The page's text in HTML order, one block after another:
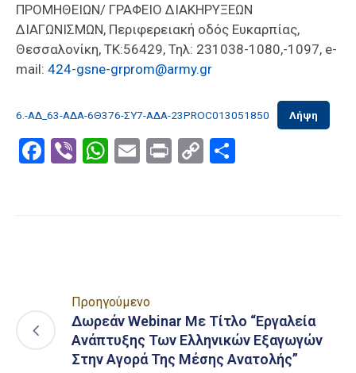
ΠΡΟΜΗΘΕΙΩΝ/ ΓΡΑΦΕΙΟ ΔΙΑΚΗΡΥΞΕΩΝ
ΔΙΑΓΩΝΙΣΜΩΝ, Περιφερειακή οδός Ευκαρπίας,
Θεσσαλονίκη, ΤΚ:56429, Τηλ: 231038-1080,-1097, e-
mail: 424-gsne-grprom@army.gr
6.-ΑΔ_63-ΑΔΑ-6Θ376-ΣΥ7-ΑΔΑ-23PROC013051850 Λήψη
Facebook
ViberWhatsApp
EmailPrintCopy
Προηγούμενο
Δωρεάν Webinar Με Τίτλο “Εργαλεία
Ανάπτυξης Των Ελληνικών Εξαγωγών
Στην Αγορά Της Μέσης Ανατολής”